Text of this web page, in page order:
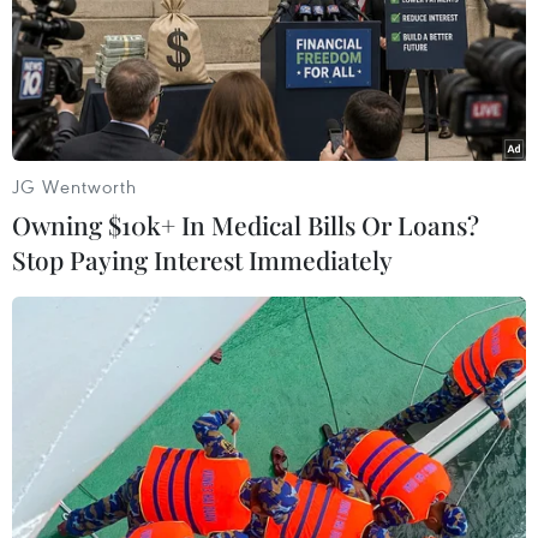
tác đã ký, Trung ương Liên hiệp Công đoàn Lào
đề nghị hai bên tiếp tục có những chuyến thăm
trao đổi cấp cao giữa tổ chức Công đoàn hai
nước; tiếp tục thúc đẩy trao đổi các đoàn đại
biểu, chuyên viên giữa các ban, ngành để trao
công tác thông tin, tuyên truyền để cán bộ Công
đoàn trẻ 2 nước hiểu, giữ gìn, phát triển mối
quan hệ hữu nghị, truyền thống của hai nước,
hai tổ chức; tiếp tục ký biên bản hợp tác giữa
Tổng Tổng Liên đoàn Lao động Việt Nam và
Trung ương Liên hiệp Công đoàn Lào giai đoạn
2023-2028.
Chủ tịch Tổng Liên đoàn Lao động Việt Nam
Nguyễn Đình Khang nhấn mạnh: Trải qua
JG Wentworth
Owning $10k+ In Medical Bills Or Loans?
Stop Paying Interest Immediately